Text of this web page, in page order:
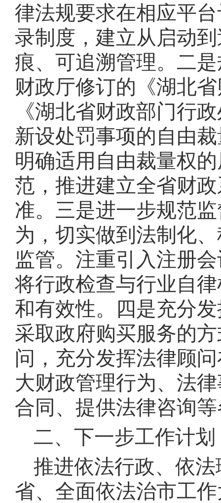
律法规要求在相应平
录制度，建立从启动
痕、可追溯管理。 二是
财政厅修订的 《湖北
《湖北省财政部门行
新设处罚事项的自由
明确适用自由裁量权
范，推进建立全省财
准。 三是进一步规范
为，切实做到法制化
监管。注重引入注册
将行政检查与行业自
和有效性。
四是充分
采取政府购买服务的
问，充分发挥法律顾
大财政管理行为、法
合同、提供法律咨询
二、下一步工作计划
推进依法行政、依
省、全面依法治市工